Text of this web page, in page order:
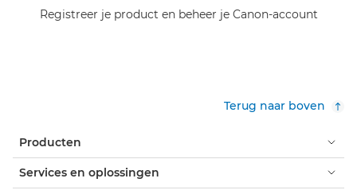
Registreer je product en beheer je Canon-account
Terug naar boven
Producten
Services en oplossingen